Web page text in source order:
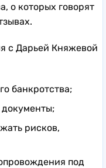
о которых говорят
с Дарьей Княжевой
банкротства;
документы;
рисков,
под